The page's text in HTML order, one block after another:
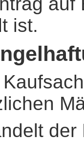
ist.
der